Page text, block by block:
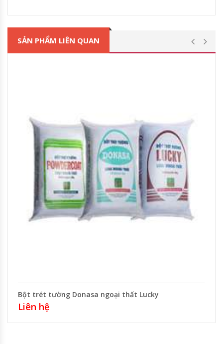
SẢN PHẨM LIÊN QUAN
Bột trét tường Donasa ngoại thất Lucky
Liên hệ